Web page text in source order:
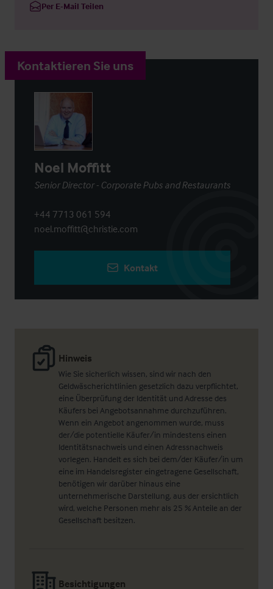
Per E-Mail Teilen
Hinweis
Wie Sie sicherlich wissen, sind wir nach den
Geldwäscherichtlinien gesetzlich dazu verpflichtet,
eine Überprüfung der Identität und Adresse des
Käufers bei Angebotsannahme durchzuführen.
Wenn ein Angebot angenommen wurde, muss
der/die potentielle Käufer/in mindestens einen
Identitätsnachweis und einen Adressnachweis
vorlegen. Handelt es sich bei dem/der Käufer/in um
eine im Handelsregister eingetragene Gesellschaft,
benötigen wir darüber hinaus eine
unternehmerische Darstellung, aus der ersichtlich
wird, welche Personen mehr als 25 % Anteile an der
Gesellschaft besitzen.
Besichtigungen
Kontaktieren Sie uns
Noel Moffitt
Senior Director - Corporate Pubs and Restaurants
+44 7713 061 594
noel.moffitt@christie.com
Kontakt